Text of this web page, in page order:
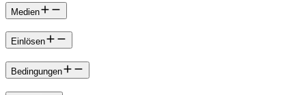
Medien
Einlösen
Bedingungen